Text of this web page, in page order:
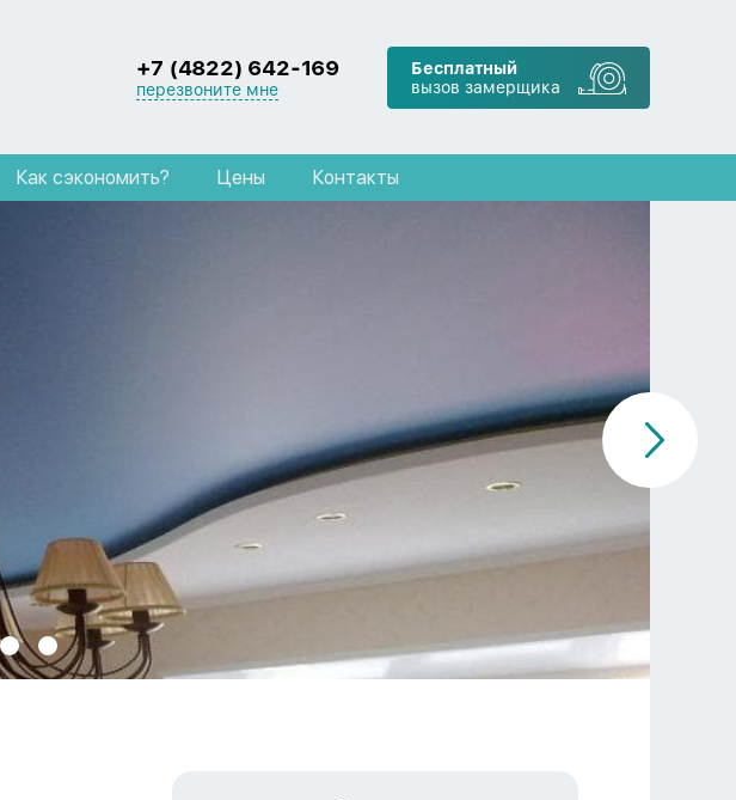
+7 (4822) 642-169
перезвоните мне
Бесплатный
вызов замерщика
Как сэкономить? Цены Контакты